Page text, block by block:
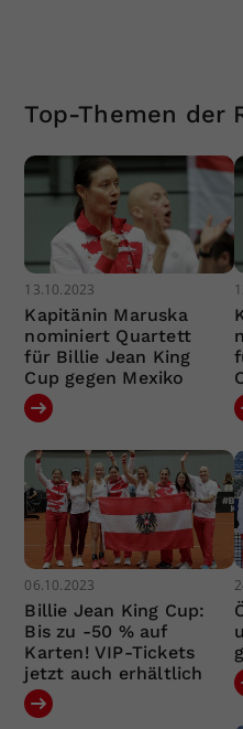
Top-Themen der
13.10.2023
Kapitänin Maruska
nominiert Quartett
für Billie Jean King
Cup gegen Mexiko
06.10.2023
Billie Jean King Cup:
Bis zu -50 % auf
Karten! VIP-Tickets
jetzt auch erhältlich